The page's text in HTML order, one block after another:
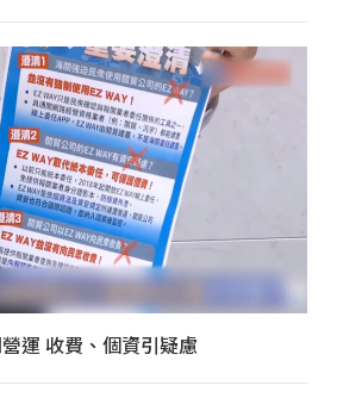
運 收費、個資引疑慮